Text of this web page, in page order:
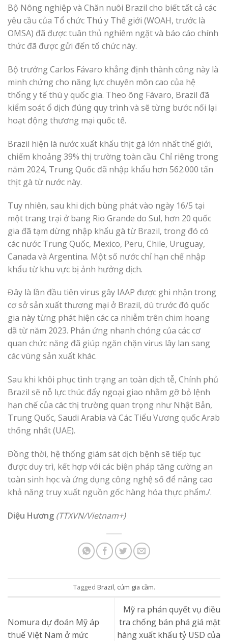
Bộ Nông nghiệp và Chăn nuôi Brazil cho biết tất cả các
yêu cầu của Tổ chức Thú y Thế giới (WOAH, trước là
OMSA) đã được tuân thủ nghiêm ngặt và báo cáo chính
thức đã được gửi đến tổ chức này.
Bộ trưởng Carlos Fávaro khẳng định thành công này là
minh chứng cho năng lực chuyên môn cao của hệ
thống y tế thú y quốc gia. Theo ông Fávaro, Brazil đã
kiểm soát ổ dịch đúng quy trình và sẽ từng bước nối lại
hoạt động thương mại quốc tế.
Brazil hiện là nước xuất khẩu thịt gà lớn nhất thế giới,
chiếm khoảng 39% thị trường toàn cầu. Chỉ riêng trong
năm 2024, Trung Quốc đã nhập khẩu hơn 562.000 tấn
thịt gà từ nước này.
Tuy nhiên, sau khi dịch bùng phát vào ngày 16/5 tại
một trang trại ở bang Rio Grande do Sul, hơn 20 quốc
gia đã tạm dừng nhập khẩu gà từ Brazil, trong đó có
các nước Trung Quốc, Mexico, Peru, Chile, Uruguay,
Canada và Argentina. Một số nước chỉ hạn chế nhập
khẩu từ khu vực bị ảnh hưởng dịch.
Đây là lần đầu tiên virus gây IAAP được ghi nhận trong
cơ sở sản xuất thương mại ở Brazil, dù trước đó quốc
gia này từng phát hiện các ca nhiễm trên chim hoang
dã từ năm 2023. Phản ứng nhanh chóng của các cơ
quan chức năng đã giúp ngăn chặn virus lây lan sang
các vùng sản xuất khác.
Sau khi khôi phục tình trạng an toàn dịch tễ, Chính phủ
Brazil sẽ nỗ lực thúc đẩy ngoại giao nhằm gỡ bỏ lệnh
hạn chế của các thị trường quan trọng như Nhật Bản,
Trung Quốc, Saudi Arabia và Các Tiểu Vương quốc Arab
thống nhất (UAE).
Đồng thời, hệ thống giám sát dịch bệnh sẽ tiếp tục
được duy trì, kết hợp với các biện pháp tăng cường an
toàn sinh học và ứng dụng công nghệ số để nâng cao
khả năng truy xuất nguồn gốc hàng hóa thực phẩm./.
Diệu Hương (TTXVN/Vietnam+)
Tagged Brazil, cúm gia cầm.
Nomura dự đoán Mỹ áp
thuế Việt Nam ở mức
Mỹ ra phán quyết vụ điều
tra chống bán phá giá mặt
hàng xuất khẩu tỷ USD của